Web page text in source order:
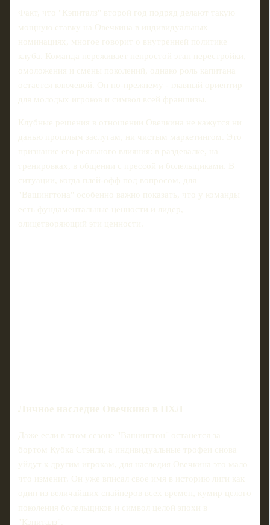
Факт, что "Кэпиталз" второй год подряд делают такую
мощную ставку на Овечкина в индивидуальных
номинациях, многое говорит о внутренней политике
клуба. Команда переживает непростой этап перестройки,
омоложения и смены поколений, однако роль капитана
остается ключевой. Он по-прежнему - главный ориентир
для молодых игроков и символ всей франшизы.
Клубные решения в отношении Овечкина не кажутся ни
данью прошлым заслугам, ни чистым маркетингом. Это
признание его реального влияния: в раздевалке, на
тренировках, в общении с прессой и болельщиками. В
ситуации, когда плей-офф под вопросом, для
"Вашингтона" особенно важно показать, что у команды
есть фундаментальные ценности и лидер,
олицетворяющий эти ценности.
Личное наследие Овечкина в НХЛ
Даже если в этом сезоне "Вашингтон" останется за
бортом Кубка Стэнли, а индивидуальные трофеи снова
уйдут к другим игрокам, для наследия Овечкина это мало
что изменит. Он уже вписал свое имя в историю лиги как
один из величайших снайперов всех времен, кумир целого
поколения болельщиков и символ целой эпохи в
"Кэпиталз".